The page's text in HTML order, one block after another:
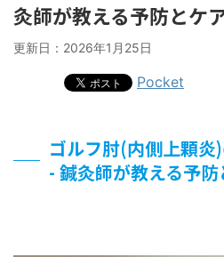
灸師が教える予防とケ
更新日： 2026年1月25日
Pocket
ゴルフ肘(内側上顆炎
- 鍼灸師が教える予